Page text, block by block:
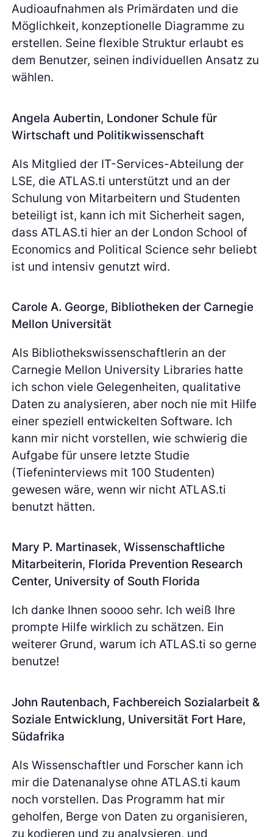
Audioaufnahmen als Primärdaten und die
Möglichkeit, konzeptionelle Diagramme zu
erstellen. Seine flexible Struktur erlaubt es
dem Benutzer, seinen individuellen Ansatz zu
wählen.
Angela Aubertin, Londoner Schule für
Wirtschaft und Politikwissenschaft
Als Mitglied der IT-Services-Abteilung der
LSE, die ATLAS.ti unterstützt und an der
Schulung von Mitarbeitern und Studenten
beteiligt ist, kann ich mit Sicherheit sagen,
dass ATLAS.ti hier an der London School of
Economics and Political Science sehr beliebt
ist und intensiv genutzt wird.
Carole A. George, Bibliotheken der Carnegie
Mellon Universität
Als Bibliothekswissenschaftlerin an der
Carnegie Mellon University Libraries hatte
ich schon viele Gelegenheiten, qualitative
Daten zu analysieren, aber noch nie mit Hilfe
einer speziell entwickelten Software. Ich
kann mir nicht vorstellen, wie schwierig die
Aufgabe für unsere letzte Studie
(Tiefeninterviews mit 100 Studenten)
gewesen wäre, wenn wir nicht ATLAS.ti
benutzt hätten.
Mary P. Martinasek, Wissenschaftliche
Mitarbeiterin, Florida Prevention Research
Center, University of South Florida
Ich danke Ihnen soooo sehr. Ich weiß Ihre
prompte Hilfe wirklich zu schätzen. Ein
weiterer Grund, warum ich ATLAS.ti so gerne
benutze!
John Rautenbach, Fachbereich Sozialarbeit &
Soziale Entwicklung, Universität Fort Hare,
Südafrika
Als Wissenschaftler und Forscher kann ich
mir die Datenanalyse ohne ATLAS.ti kaum
noch vorstellen. Das Programm hat mir
geholfen, Berge von Daten zu organisieren,
zu kodieren und zu analysieren, und